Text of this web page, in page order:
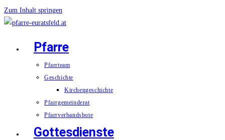
Zum Inhalt springen
Pfarre
Pfarrteam
Geschichte
Kirchengeschichte
Pfarrgemeinderat
Pfarrverbandsbote
Gottesdienste